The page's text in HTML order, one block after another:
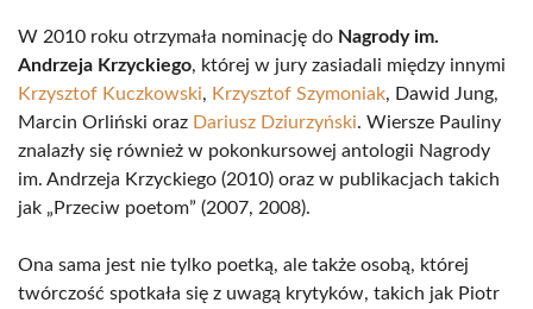
W 2010 roku otrzymała nominację do Nagrody im.
Andrzeja Krzyckiego, której w jury zasiadali między innymi
Krzysztof Kuczkowski, Krzysztof Szymoniak, Dawid Jung,
Marcin Orliński oraz Dariusz Dziurzyński. Wiersze Pauliny
znalazły się również w pokonkursowej antologii Nagrody
im. Andrzeja Krzyckiego (2010) oraz w publikacjach takich
jak „Przeciw poetom” (2007, 2008).
Ona sama jest nie tylko poetką, ale także osobą, której
twórczość spotkała się z uwagą krytyków, takich jak Piotr